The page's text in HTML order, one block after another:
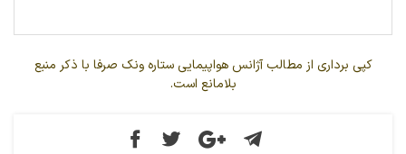
کپی برداری از مطالب آژانس هواپیمایی ستاره ونک صرفا با ذکر منبع
بلامانع است.